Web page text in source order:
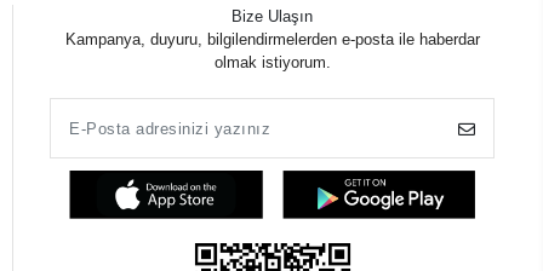
Bize Ulaşın
Kampanya, duyuru, bilgilendirmelerden e-posta ile haberdar
olmak istiyorum.